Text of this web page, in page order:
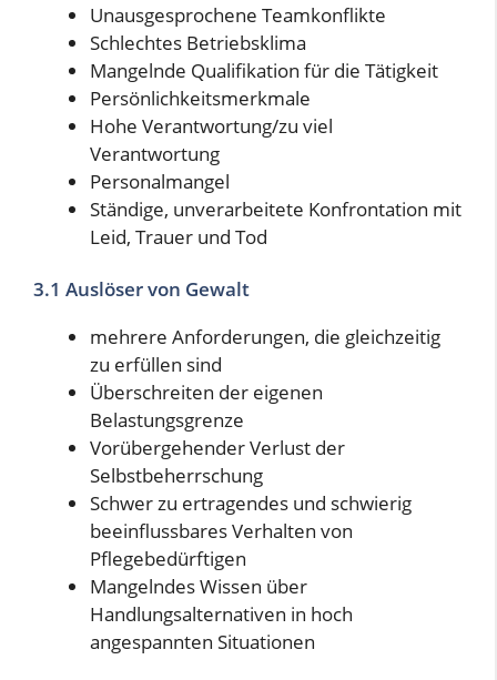
Unausgesprochene Teamkonflikte
Schlechtes Betriebsklima
Mangelnde Qualifikation für die Tätigkeit
Persönlichkeitsmerkmale
Hohe Verantwortung/zu viel
Verantwortung
Personalmangel
Ständige, unverarbeitete Konfrontation mit
Leid, Trauer und Tod
3.1 Auslöser von Gewalt
mehrere Anforderungen, die gleichzeitig
zu erfüllen sind
Überschreiten der eigenen
Belastungsgrenze
Vorübergehender Verlust der
Selbstbeherrschung
Schwer zu ertragendes und schwierig
beeinflussbares Verhalten von
Pflegebedürftigen
Mangelndes Wissen über
Handlungsalternativen in hoch
angespannten Situationen